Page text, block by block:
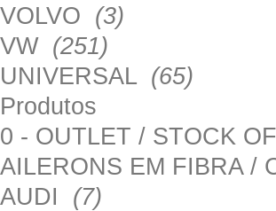
VOLVO (3)
VW (251)
UNIVERSAL (65)
Produtos
0 - OUTLET / STOCK
AILERONS EM FIBRA /
AUDI (7)